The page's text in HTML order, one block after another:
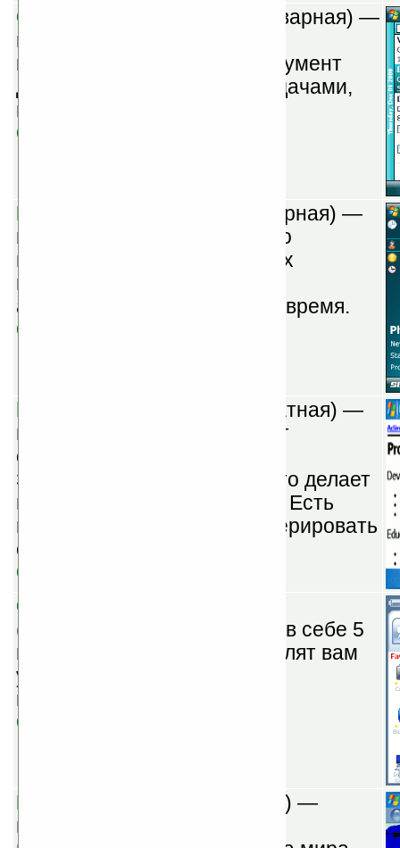
Calendar Touch v2.1
(шареварная) —
превратит ваш карманный
компьютер в мощный инструмент
для управления делами, задачами,
напоминаниями.
Скачать
PhoneWeaver v1.4
(шареварная) —
менеджер профилей. Можно
настроить до 100 различных
профилей, которые могут
активироваться в заданное время.
Скачать
(бесплатная) —
персональная Wiki, поможет
организовать ваши записи.
Запускается также на ПК, что делает
возможной синхронизацию. Есть
шаблоны, возможность генерировать
содержание и т. п.
Скачать
Communication Suite v1.8
(шареварная) — соединяет в себе 5
приложений, которые позволят вам
удобно управлять КПК без
использования стилуса.
Скачать
MyTravelr beta
(бесплатная) —
программа пригодится